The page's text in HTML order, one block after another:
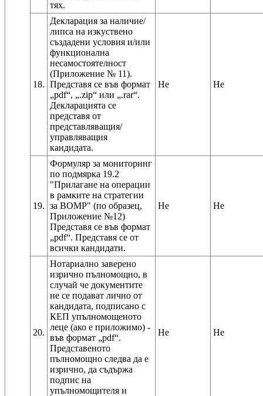
18.
Декларация за наличие/
липса на изкуствено
създадени условия и/или
функционална
несамостоятелност
(Приложение № 11).
Представя се във формат
„pdf“, „.zip“ или „.rar“.
Декларацията се
представя от
представляващия/
управляващия
Не Не
19.
Формуляр за мониторинг
по подмярка 19.2
"Прилагане на операции
в рамките на стратегии
за ВОМР" (по образец,
Приложение №12)
Представя се във формат
„pdf“. Представя се от
всички кандидати.
Не Не
20.
Нотариално заверено
изрично пълномощно, в
случай че документите
не се подават лично от
кандидата, подписано с
КЕП упълномощеното
леце (ако е приложимо) -
във формат „pdf“.
Представеното
пълномощно следва да е
изрично, да съдържа
подпис на
упълномощителя и
Не Не